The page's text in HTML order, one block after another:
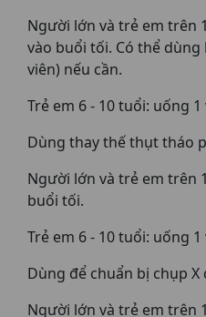
Người lớn và trẻ em trên
vào buổi tối. Có thể dùng
viên) nếu cần.
Trẻ em 6 - 10 tuổi: uống
Dùng thay thế thụt tháo
Người lớn và trẻ em trên
buổi tối.
Trẻ em 6 - 10 tuổi: uống
Dùng để chuẩn bị chụp
Người lớn và trẻ em trên